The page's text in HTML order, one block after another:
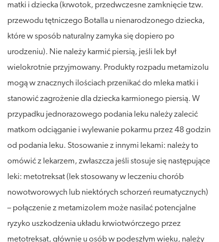
matki i dziecka (krwotok, przedwczesne zamknięcie tzw.
przewodu tętniczego Botalla u nienarodzonego dziecka,
które w sposób naturalny zamyka się dopiero po
urodzeniu). Nie należy karmić piersią, jeśli lek był
wielokrotnie przyjmowany. Produkty rozpadu metamizolu
mogą w znacznych ilościach przenikać do mleka matki i
stanowić zagrożenie dla dziecka karmionego piersią. W
przypadku jednorazowego podania leku należy zalecić
matkom odciąganie i wylewanie pokarmu przez 48 godzin
od podania leku. Stosowanie z innymi lekami: należy to
omówić z lekarzem, zwłaszcza jeśli stosuje się następujące
leki: metotreksat (lek stosowany w leczeniu chorób
nowotworowych lub niektórych schorzeń reumatycznych)
– połączenie z metamizolem może nasilać potencjalne
ryzyko uszkodzenia układu krwiotwórczego przez
metotreksat, głównie u osób w podeszłym wieku, należy